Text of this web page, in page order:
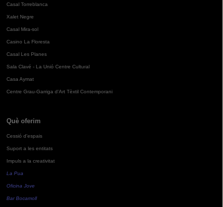
Casal Torreblanca
Xalet Negre
Casal Mira-sol
Casino La Floresta
Casal Les Planes
Sala Clavé - La Unió Centre Cultural
Casa Aymat
Centre Grau-Garriga d'Art Tèxtil Contemporani
Què oferim
Cessió d'espais
Suport a les entitats
Impuls a la creativitat
La Pua
Oficina Jove
Bar Bocamoll